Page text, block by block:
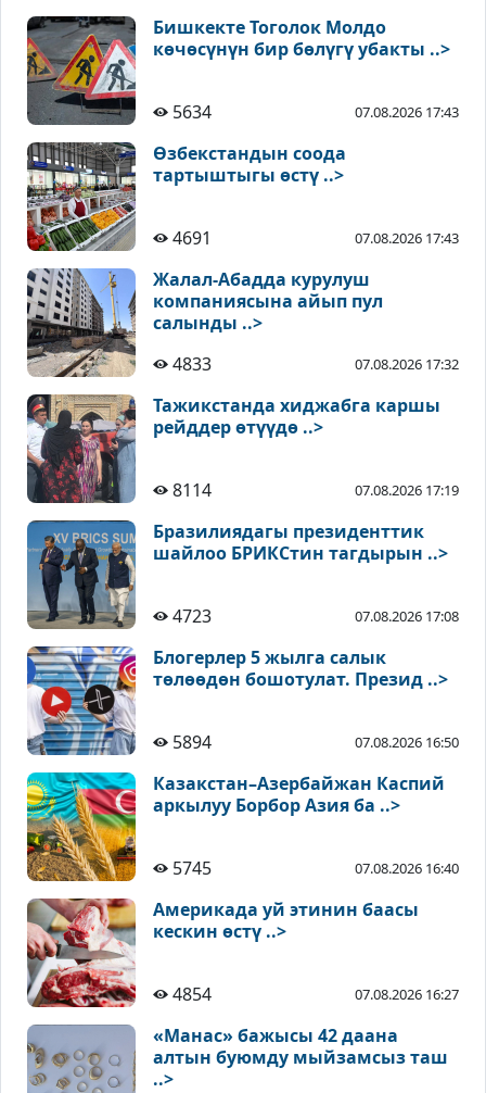
Бишкекте Тоголок Молдо
көчөсүнүн бир бөлүгү убакты ..>
5634 07.08.2026 17:43
Өзбекстандын соода
тартыштыгы өстү ..>
4691 07.08.2026 17:43
Жалал-Абадда курулуш
компаниясына айып пул
салынды ..>
4833
07.08.2026 17:32
Тажикстанда хиджабга каршы
рейддер өтүүдө ..>
8114 07.08.2026 17:19
Бразилиядагы президенттик
шайлоо БРИКСтин тагдырын ..>
4723 07.08.2026 17:08
Блогерлер 5 жылга салык
төлөөдөн бошотулат. Презид ..>
5894 07.08.2026 16:50
Казакстан–Азербайжан Каспий
аркылуу Борбор Азия ба ..>
5745 07.08.2026 16:40
Америкада уй этинин баасы
кескин өстү ..>
4854 07.08.2026 16:27
«Манас» бажысы 42 даана
алтын буюмду мыйзамсыз таш
..>